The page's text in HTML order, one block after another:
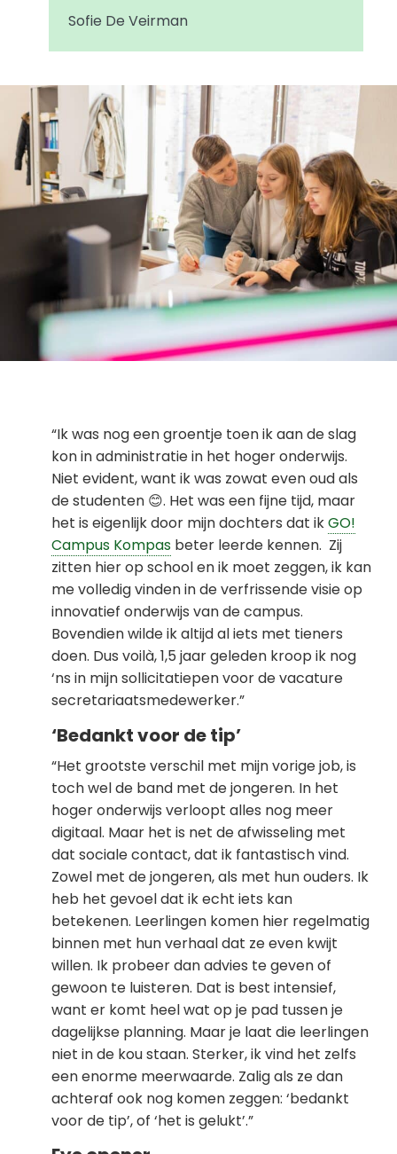
Sofie De Veirman
“Ik was nog een groentje toen ik aan de slag
kon in administratie in het hoger onderwijs.
Niet evident, want ik was zowat even oud als
de studenten 😊. Het was een fijne tijd, maar
het is eigenlijk door mijn dochters dat ikGO!
Campus Kompas beter leerde kennen. Zij
zitten hier op school en ik moet zeggen, ik kan
me volledig vinden in de verfrissende visie op
innovatief onderwijs van de campus.
Bovendien wilde ik altijd al iets met tieners
doen. Dus voilà, 1,5 jaar geleden kroop ik nog
‘ns in mijn sollicitatiepen voor de vacature
secretariaatsmedewerker.”
‘Bedankt voor de tip’
“Het grootste verschil met mijn vorige job, is
toch wel de band met de jongeren. In het
hoger onderwijs verloopt alles nog meer
digitaal. Maar het is net de afwisseling met
dat sociale contact, dat ik fantastisch vind.
Zowel met de jongeren, als met hun ouders. Ik
heb het gevoel dat ik echt iets kan
betekenen. Leerlingen komen hier regelmatig
binnen met hun verhaal dat ze even kwijt
willen. Ik probeer dan advies te geven of
gewoon te luisteren. Dat is best intensief,
want er komt heel wat op je pad tussen je
dagelijkse planning. Maar je laat die leerlingen
niet in de kou staan. Sterker, ik vind het zelfs
een enorme meerwaarde. Zalig als ze dan
achteraf ook nog komen zeggen: ‘bedankt
voor de tip’, of ‘het is gelukt’.”